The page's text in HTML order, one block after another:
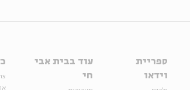
ספריית
וידאו
עוד בבית אבי
חי